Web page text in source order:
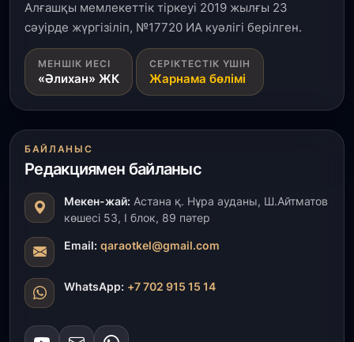
танымал онлайн-кинотеатрына айналды
31 шілде, 2026
Ақмола облысындағы кездесуде кәсіпкерлер мен
ұстаздар «Әділет» партиясына өз ұсыныстарын
айтты
ҚР Президенті Орталық Азия елдеріне
ұзақмерзімді ынтымақтастық жоспарын әзірлеуді
ұсынды
31 шілде, 2026
«Ауыл аманаты»: Түркістанда 30,2 млрд теңгеге
4 223 жоба қаржыландырылды
31 шілде, 2026
толық ауыз сумен қамтылды
Алғашқы мемлекеттік тіркеуі 2019 жылғы 23
сәуірде жүргізіліп, №17720 ИА куәлігі берілген.
МЕНШІК ИЕСІ
«Әлихан» ЖК
СЕРІКТЕСТІК ҮШІН
Жарнама бөлімі
БАЙЛАНЫС
Редакциямен байланыс
Мекен-жай: Астана қ. Нұра ауданы, Ш.Айтматов
көшесі 53, І блок, 89 пәтер
Email: qaraotkel@gmail.com
WhatsApp: +7 702 915 15 14